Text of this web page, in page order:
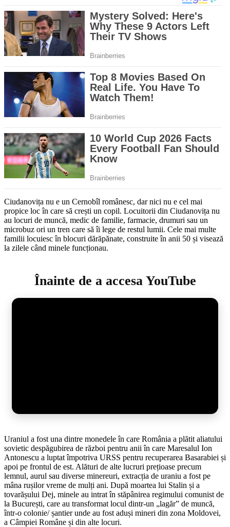
Ciudanovița nu e un Cernobîl românesc, dar nici nu e cel mai
propice loc în care să crești un copil. Locuitorii din Ciudanovița nu
au locuri de muncă, medic de familie, farmacie, drumuri sau un
microbuz ori un tren care să îi lege de restul lumii. Cele mai multe
familii locuiesc în blocuri dărăpănate, construite în anii 50 și visează
la zilele când minele funcționau.
Înainte de a accesa YouTube
Uraniul a fost una dintre monedele în care România a plătit aliatului
sovietic despăgubirea de război pentru anii în care Maresalul Ion
Antonescu a luptat împotriva URSS pentru recuperarea Basarabiei și
apoi pe frontul de est. Alături de alte lucruri prețioase precum
lemnul, aurul sau diverse minereuri, extracția de uraniu a fost pe
mâna rușilor vreme de mulți ani. După moartea lui Stalin și a
tovarășului Dej, minele au intrat în stăpânirea regimului comunist de
la București, care au transformat locul dintr-un „lagăr” de muncă,
într-o colonie/ șantier unde au fost aduși mineri din zona Moldovei,
a Câmpiei Române și din alte locuri.